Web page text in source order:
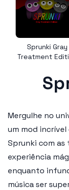
Sprunki Gray
Treatment
Mergulhe no
um mod
Sprunki com as
experiência
enquanto
música ser